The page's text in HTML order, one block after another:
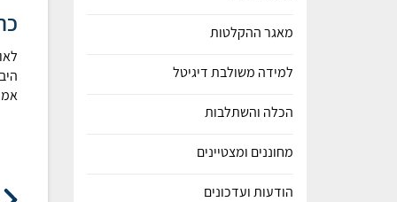
מאגר ההקלטות
למידה משולבת דיגיטל
הכלה והשתלבות
מחוננים ומצטיינים
הודעות ועדכונים